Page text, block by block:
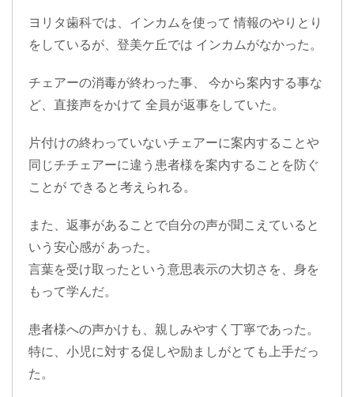
ヨリタ歯科では、インカムを使って 情報のやりとり
をしているが、登美ケ丘では インカムがなかった。
チェアーの消毒が終わった事、 今から案内する事な
ど、直接声をかけて 全員が返事をしていた。
片付けの終わっていないチェアーに案内することや
同じチチェアーに違う患者様を案内することを防ぐ
ことが できると考えられる。
また、返事があることで自分の声が聞こえていると
いう安心感が あった。
言葉を受け取ったという意思表示の大切さを、身を
もって学んだ。
患者様への声かけも、親しみやすく丁寧であった。
特に、小児に対する促しや励ましがとても上手だっ
た。